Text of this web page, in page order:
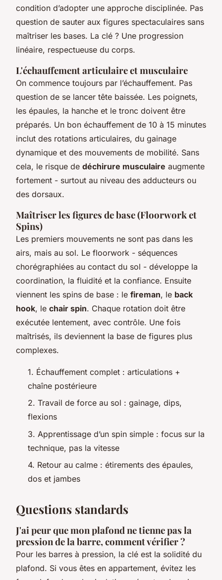
condition d’adopter une approche disciplinée. Pas
question de sauter aux figures spectaculaires sans
maîtriser les bases. La clé ? Une progression
linéaire, respectueuse du corps.
L'échauffement articulaire et musculaire
On commence toujours par l’échauffement. Pas
question de se lancer tête baissée. Les poignets,
les épaules, la hanche et le tronc doivent être
préparés. Un bon échauffement de 10 à 15 minutes
inclut des rotations articulaires, du gainage
dynamique et des mouvements de mobilité. Sans
cela, le risque de déchirure musculaire augmente
fortement - surtout au niveau des adducteurs ou
des dorsaux.
Maîtriser les figures de base (Floorwork et
Spins)
Les premiers mouvements ne sont pas dans les
airs, mais au sol. Le floorwork - séquences
chorégraphiées au contact du sol - développe la
coordination, la fluidité et la confiance. Ensuite
viennent les spins de base : le fireman, le back
hook, le chair spin. Chaque rotation doit être
exécutée lentement, avec contrôle. Une fois
maîtrisés, ils deviennent la base de figures plus
complexes.
1. Échauffement complet : articulations +
chaîne postérieure
2. Travail de force au sol : gainage, dips,
flexions
3. Apprentissage d’un spin simple : focus sur la
technique, pas la vitesse
4. Retour au calme : étirements des épaules,
dos et jambes
Questions standards
J'ai peur que mon plafond ne tienne pas la
pression de la barre, comment vérifier ?
Pour les barres à pression, la clé est la solidité du
plafond. Si vous êtes en appartement, évitez les